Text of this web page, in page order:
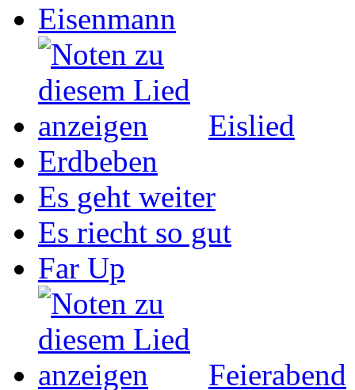
Eisenmann
Eislied
Erdbeben
Es geht weiter
Es riecht so gut
Far Up
Feierabend